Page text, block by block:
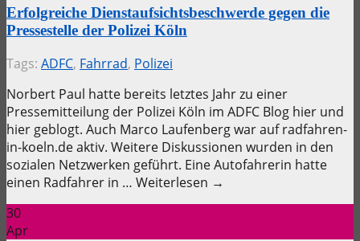
Erfolgreiche Dienstaufsichtsbeschwerde gegen die
Pressestelle der Polizei Köln
Tags: ADFC, Fahrrad, Polizei
Norbert Paul hatte bereits letztes Jahr zu einer
Pressemitteilung der Polizei Köln im ADFC Blog hier und
hier geblogt. Auch Marco Laufenberg war auf radfahren-
in-koeln.de aktiv. Weitere Diskussionen wurden in den
sozialen Netzwerken geführt. Eine Autofahrerin hatte
einen Radfahrer in … Weiterlesen →
30
Apr